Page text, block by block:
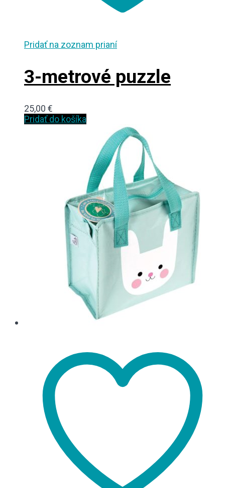
Pridať na zoznam prianí
3-metrové puzzle
25,00 €
Pridať do košíka